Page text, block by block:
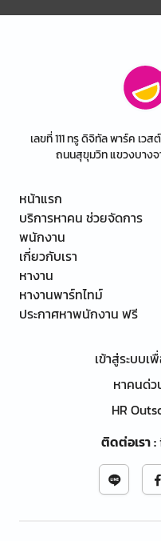
เลขที่ 111 ทรู ดิจิทัล พาร์ค เว
ถนนสุขุมวิท แขวงบางจ
หน้าแรก
บริการหาคน ช่วยจัดการ
พนักงาน
เกี่ยวกับเรา
หางาน
หางานพาร์ทไทม์
ประกาศหาพนักงาน ฟรี
เข้าสู่ระบบเ
หาคนด่ว
HR
ติดต่อเรา: